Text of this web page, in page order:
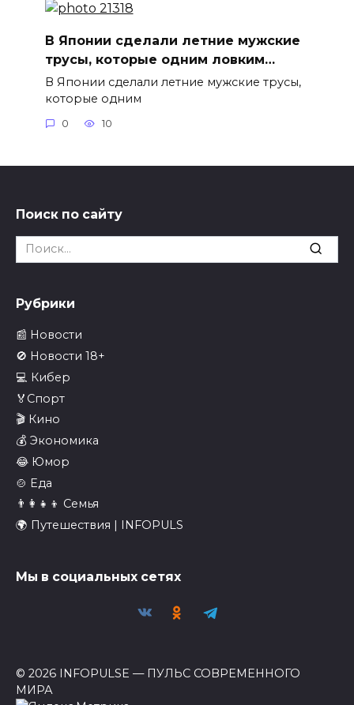
В Японии сделали летние мужские
трусы, которые одним ловким…
В Японии сделали летние мужские трусы,
которые одним
0 10
Поиск по сайту
Search
for:
Рубрики
📰 Новости
🚫 Новости 18+
💻 Кибер
🏅Спорт
🎬 Кино
💰 Экономика
😂 Юмор
🍲 Еда
👨‍👩‍👧‍👦 Семья
🌍 Путешествия | INFOPULS
Мы в социальных сетях
© 2026 INFOPULSE — ПУЛЬС СОВРЕМЕННОГО
МИРА